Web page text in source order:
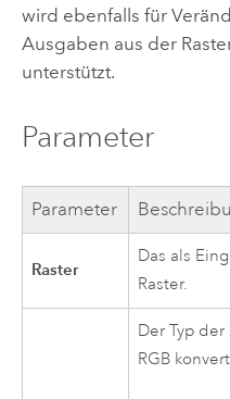
wird ebenfalls für
Ausgaben aus der
unterstützt.
Parameter
Parameter
Raster
Das als
Raster.
Der Typ
RGB